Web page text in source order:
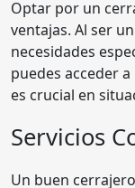
Optar por un
ventajas. Al ser
necesidades
puedes acceder
es crucial en
Servicios
Un buen